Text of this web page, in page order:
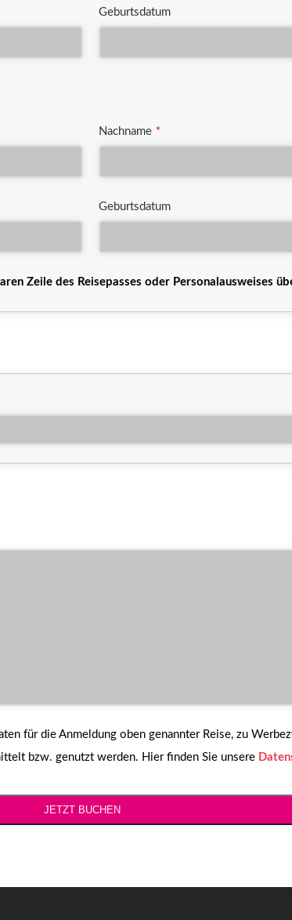
Geburtsdatum
Nachname *
Geburtsdatum
Zeile des Reisepasses oder Personalausweises
für die Anmeldung oben genannter Reise, zu
bzw. genutzt werden. Hier finden Sie unsere
JETZT BUCHEN